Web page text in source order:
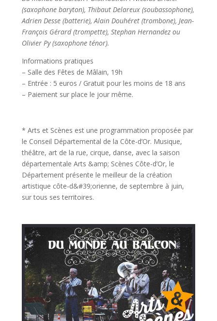
(saxophone baryton), Thibaut Delareux (soubassophone),
Adrien Desse (batterie), Alain Douhéret (trombone), Jean-
François Gérard (trompette), Stephan Hernandez ou
Olivier Py (saxophone ténor).
Informations pratiques
– Salle des Fêtes de Mâlain, 19h
– Entrée : 5 euros / Gratuit pour les moins de 18 ans
– Paiement sur place le jour même.
* Arts et Scènes est une programmation proposée par
le Conseil Départemental de la Côte-d’Or. Musique,
théâtre, art de la rue, cirque, danse, avec la saison
départementale Arts &amp; Scènes Côte-d’Or, le
Département présente le meilleur de la création
artistique côte-d&#39;orienne, de septembre à juin,
sur tous ses territoires.